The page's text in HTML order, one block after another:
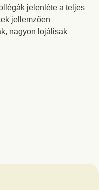
jelenléte a teljes
jellemzően
nagyon lojálisak